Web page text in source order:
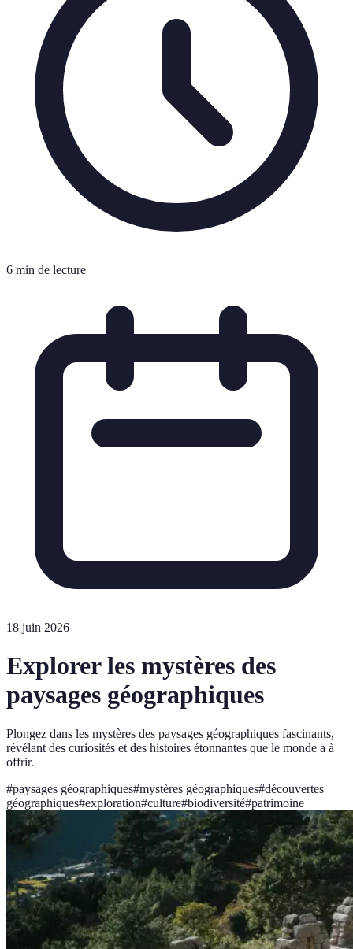
6 min de lecture
18 juin 2026
Explorer les mystères des
paysages géographiques
Plongez dans les mystères des paysages géographiques fascinants,
révélant des curiosités et des histoires étonnantes que le monde a à
offrir.
#paysages géographiques#mystères géographiques#découvertes
géographiques#exploration#culture#biodiversité#patrimoine